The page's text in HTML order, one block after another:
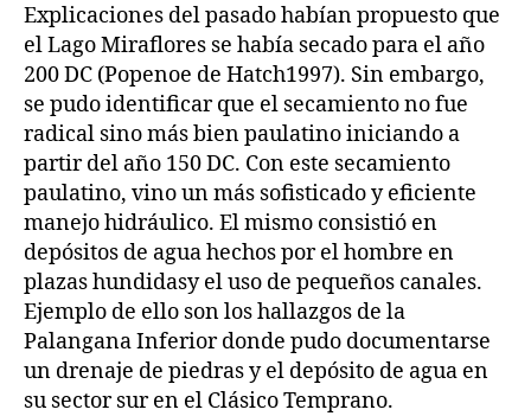
Explicaciones del pasado habían propuesto que
el Lago Miraflores se había secado para el año
200 DC (Popenoe de Hatch1997). Sin embargo,
se pudo identificar que el secamiento no fue
radical sino más bien paulatino iniciando a
partir del año 150 DC. Con este secamiento
paulatino, vino un más sofisticado y eficiente
manejo hidráulico. El mismo consistió en
depósitos de agua hechos por el hombre en
plazas hundidasy el uso de pequeños canales.
Ejemplo de ello son los hallazgos de la
Palangana Inferior donde pudo documentarse
un drenaje de piedras y el depósito de agua en
su sector sur en el Clásico Temprano.